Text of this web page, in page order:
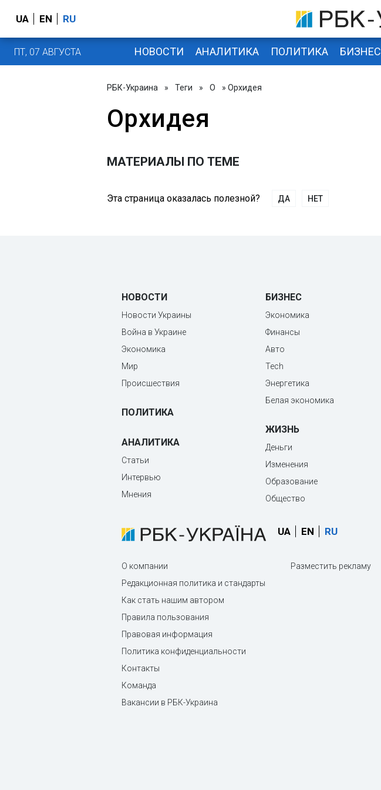
UA EN RU
ПТ, 07 АВГУСТА НОВОСТИ АНАЛИТИКА ПОЛИТИКА БИЗНЕС
РБК-Украина » Теги » О » Орхидея
Орхидея
МАТЕРИАЛЫ ПО ТЕМЕ
Эта страница оказалась полезной? ДА НЕТ
НОВОСТИ
Новости Украины
Война в Украине
Экономика
Мир
Происшествия
ПОЛИТИКА
АНАЛИТИКА
Статьи
Интервью
Мнения
БИЗНЕС
Экономика
Финансы
Авто
Tech
Энергетика
Белая экономика
ЖИЗНЬ
Деньги
Изменения
Образование
Общество
UA EN RU
О компании
Редакционная политика и стандарты
Как стать нашим автором
Правила пользования
Правовая информация
Политика конфиденциальности
Контакты
Команда
Вакансии в РБК-Украина
Разместить рекламу